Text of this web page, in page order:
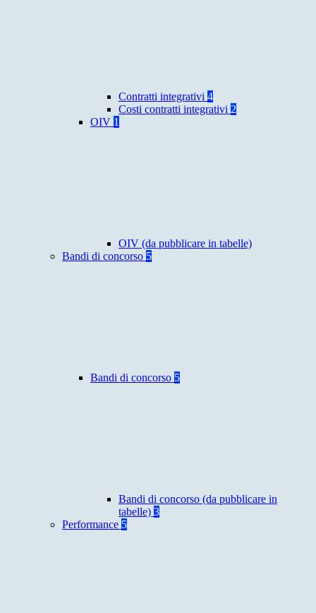
Contratti integrativi 4
Costi contratti integrativi 2
OIV 1
OIV (da pubblicare in tabelle)
Bandi di concorso 5
Bandi di concorso 5
Bandi di concorso (da pubblicare in
tabelle) 3
Performance 5